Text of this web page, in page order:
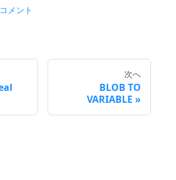
メント
次へ
BLOB TO
VARIABLE